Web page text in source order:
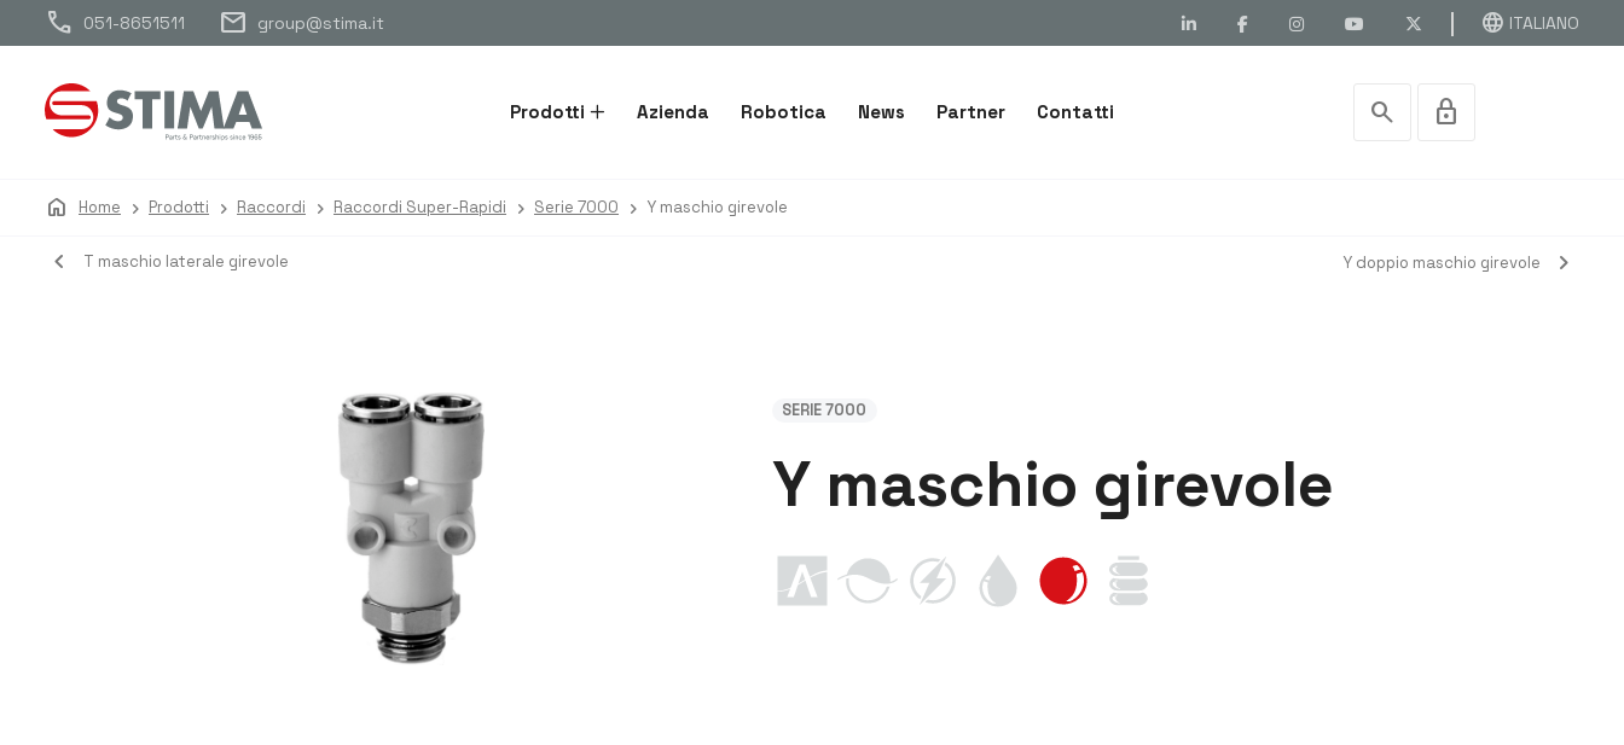
call 051-8651511 mail group@stima.it language ITALIANO
Prodotti Azienda Robotica News Partner Contatti search lock
home Home Prodotti Raccordi Raccordi Super-Rapidi Serie 7000 Y maschio girevole
navigate_before T maschio laterale girevole Y doppio maschio girevole chevron_right
SERIE 7000
Y maschio girevole